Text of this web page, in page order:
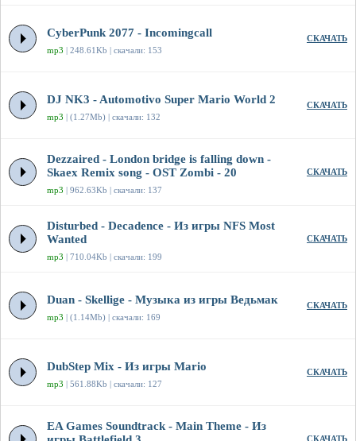
CyberPunk 2077 - Incomingcall
mp3 | 248.61Kb | скачали: 153
СКАЧАТЬ
DJ NK3 - Automotivo Super Mario World 2
mp3 | (1.27Mb) | скачали: 132
СКАЧАТЬ
Dezzaired - London bridge is falling down -
Skaex Remix song - OST Zombi - 20
mp3 | 962.63Kb | скачали: 137
СКАЧАТЬ
Disturbed - Decadence - Из игры NFS Most
Wanted
mp3 | 710.04Kb | скачали: 199
СКАЧАТЬ
Duan - Skellige - Музыка из игры Ведьмак
mp3 | (1.14Mb) | скачали: 169
СКАЧАТЬ
DubStep Mix - Из игры Mario
mp3 | 561.88Kb | скачали: 127
СКАЧАТЬ
EA Games Soundtrack - Main Theme - Из
СКАЧАТЬ